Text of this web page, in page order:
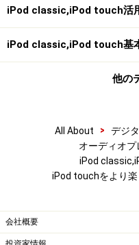
しめる
インターネット
料）
お気に入りのジャンルの
ットラジオ「AccuRadio」
AccuRadioは480以上も
起動すると「Genres」
iPod classic,iPod touch活
iPod classic,iPod touch基
他の
All About > デジ
オーディオプ
iPod
iPod touchをより
会社概要